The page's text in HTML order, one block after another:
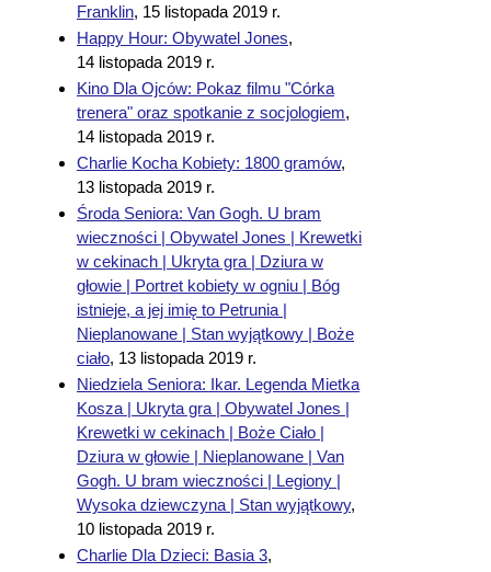
Franklin, 15 listopada 2019 r.
Happy Hour: Obywatel Jones,
14 listopada 2019 r.
Kino Dla Ojców: Pokaz filmu "Córka
trenera" oraz spotkanie z socjologiem,
14 listopada 2019 r.
Charlie Kocha Kobiety: 1800 gramów,
13 listopada 2019 r.
Środa Seniora: Van Gogh. U bram
wieczności | Obywatel Jones | Krewetki
w cekinach | Ukryta gra | Dziura w
głowie | Portret kobiety w ogniu | Bóg
istnieje, a jej imię to Petrunia |
Nieplanowane | Stan wyjątkowy | Boże
ciało, 13 listopada 2019 r.
Niedziela Seniora: Ikar. Legenda Mietka
Kosza | Ukryta gra | Obywatel Jones |
Krewetki w cekinach | Boże Ciało |
Dziura w głowie | Nieplanowane | Van
Gogh. U bram wieczności | Legiony |
Wysoka dziewczyna | Stan wyjątkowy,
10 listopada 2019 r.
Charlie Dla Dzieci: Basia 3,